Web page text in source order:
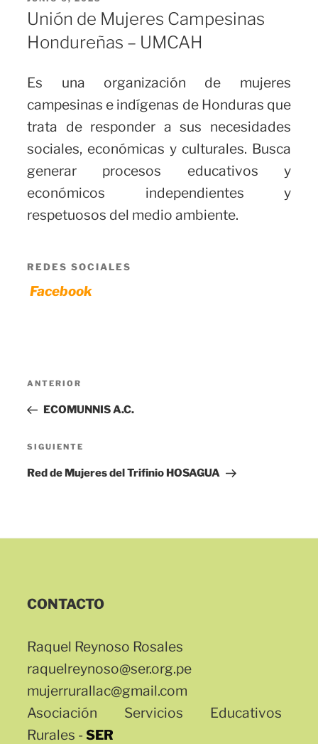
EL
Unión de Mujeres Campesinas
Hondureñas – UMCAH
Es una organización de mujeres
campesinas e indígenas de Honduras que
trata de responder a sus necesidades
sociales, económicas y culturales. Busca
generar procesos educativos y
económicos independientes y
respetuosos del medio ambiente.
REDES SOCIALES
Facebook
entradas
Entrada
anterior:
ANTERIOR
ECOMUNNIS A.C.
Siguiente
entrada
SIGUIENTE
Red de Mujeres del Trifinio HOSAGUA
CONTACTO
Raquel Reynoso Rosales
raquelreynoso@ser.org.pe
mujerrurallac@gmail.com
Asociación Servicios Educativos
Rurales -SER